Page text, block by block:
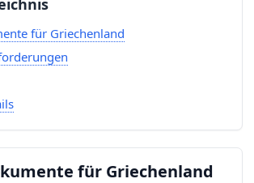
für Griechenland
für Griechenland